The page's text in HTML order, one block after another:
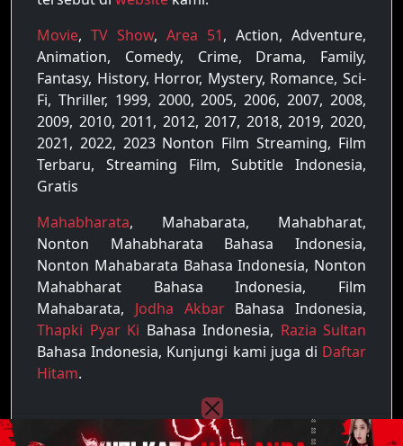
Movie, TV Show, Area 51, Action, Adventure,
Animation, Comedy, Crime, Drama, Family,
Fantasy, History, Horror, Mystery, Romance, Sci-
Fi, Thriller, 1999, 2000, 2005, 2006, 2007, 2008,
2009, 2010, 2011, 2012, 2017, 2018, 2019, 2020,
2021, 2022, 2023 Nonton Film Streaming, Film
Terbaru, Streaming Film, Subtitle Indonesia,
Gratis
Mahabharata, Mahabarata, Mahabharat,
Nonton Mahabharata Bahasa Indonesia,
Nonton Mahabarata Bahasa Indonesia, Nonton
Mahabharat Bahasa Indonesia, Film
Mahabarata, Jodha AkbarBahasa Indonesia,
Thapki Pyar Ki Bahasa Indonesia, Razia Sultan
Bahasa Indonesia, Kunjungi kami juga di Daftar
Hitam.
Copyright © 2022 - 2026Raja Film
| All rights